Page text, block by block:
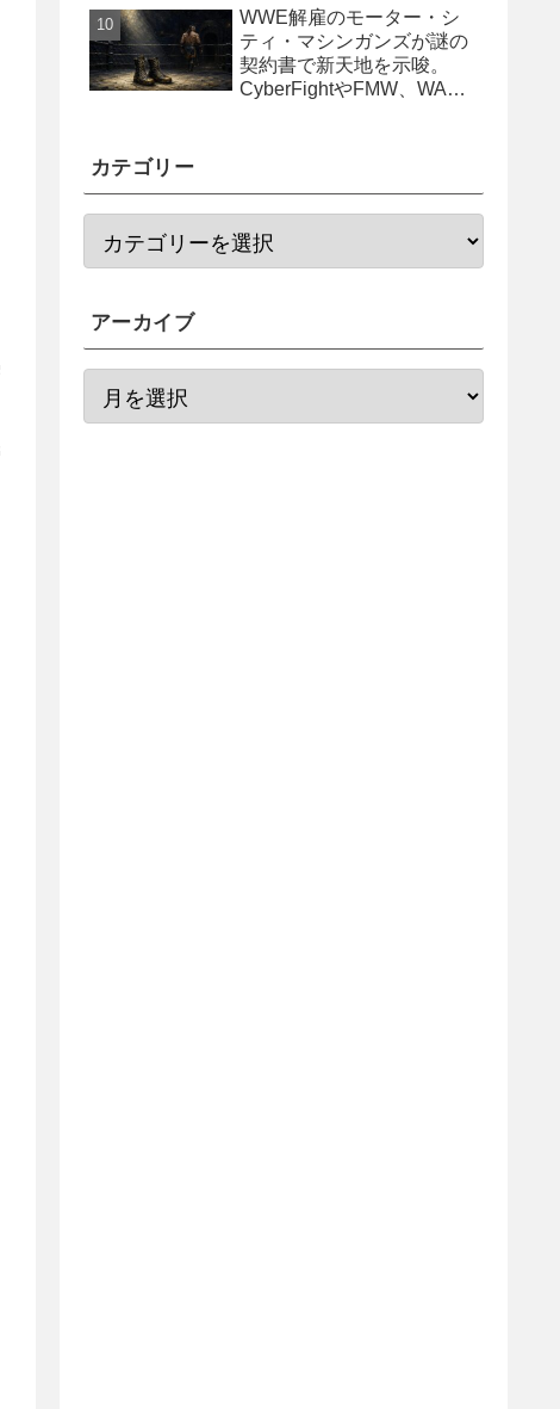
WWE解雇のモーター・シ
ティ・マシンガンズが謎の
契約書で新天地を示唆。
CyberFightやFMW、WAR
カテゴリー
アーカイブ